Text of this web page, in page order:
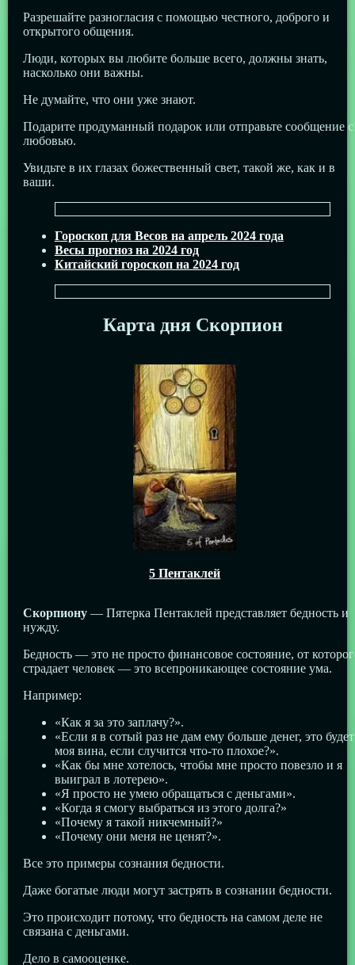
Разрешайте разногласия с помощью честного, доброго и
открытого общения.
Люди, которых вы любите больше всего, должны знать,
насколько они важны.
Не думайте, что они уже знают.
Подарите продуманный подарок или отправьте сообщение с
любовью.
Увидьте в их глазах божественный свет, такой же, как и в
ваши.
Гороскоп для Весов на апрель 2024 года
Весы прогноз на 2024 год
Китайский гороскоп на 2024 год
Карта дня Скорпион
5 Пентаклей
Скорпиону— Пятерка Пентаклей представляет бедность и
нужду.
Бедность — это не просто финансовое состояние, от
страдает человек — это всепроникающее состояние ума.
Например:
«Как я за это заплачу?».
«Если я в сотый раз не дам ему больше денег, это будет
моя вина, если случится что-то плохое?».
«Как бы мне хотелось, чтобы мне просто повезло и я
выиграл в лотерею».
«Я просто не умею обращаться с деньгами».
«Когда я смогу выбраться из этого долга?»
«Почему я такой никчемный?»
«Почему они меня не ценят?».
Все это примеры сознания бедности.
Даже богатые люди могут застрять в сознании бедности.
Это происходит потому, что бедность на самом деле не
связана с деньгами.
Дело в самооценке.